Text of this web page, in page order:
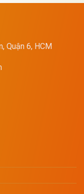
Quận 6, HCM